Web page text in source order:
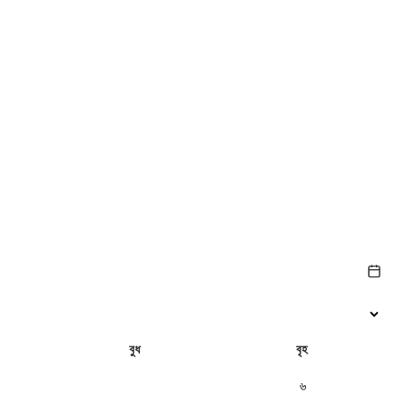
বুধ বৃহ
৬